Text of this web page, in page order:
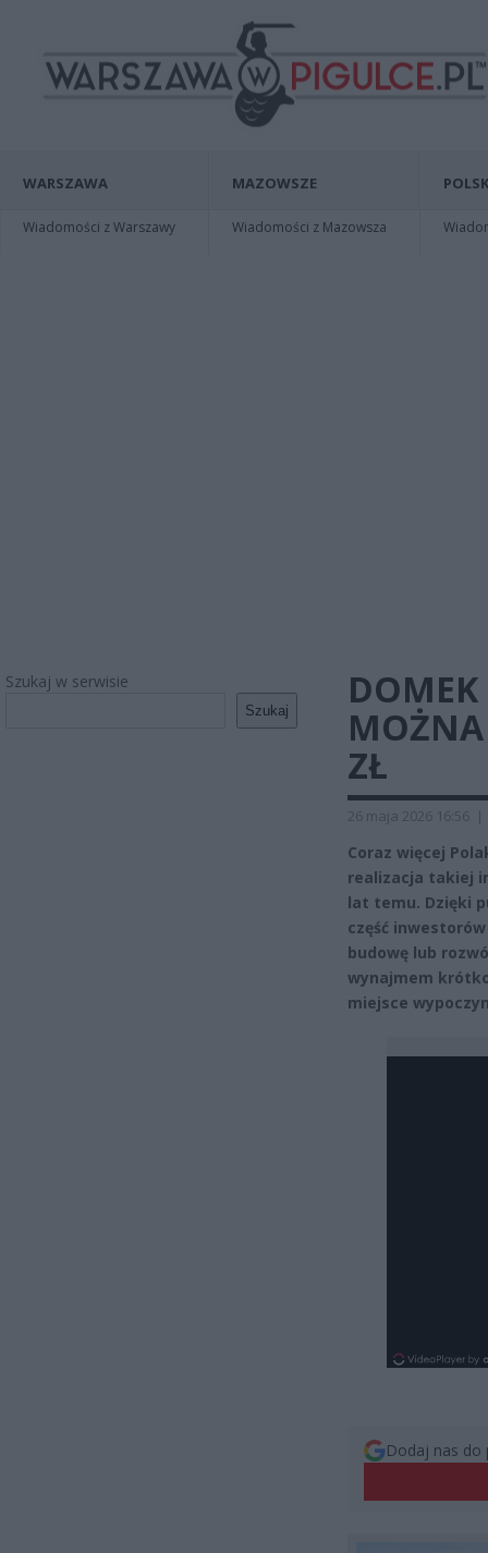
WARSZAWA
Wiadomości z Warszawy
MAZOWSZE
Wiadomości z Mazowsza
Szukaj w serwisie
Szukaj
MOŻNA
ZŁ
26 maja 2026 16:56 |
Coraz więcej
realizacja takiej
lat temu. Dzięki
część
budowę lub
wynajmem
miejsce
Dodaj nas do